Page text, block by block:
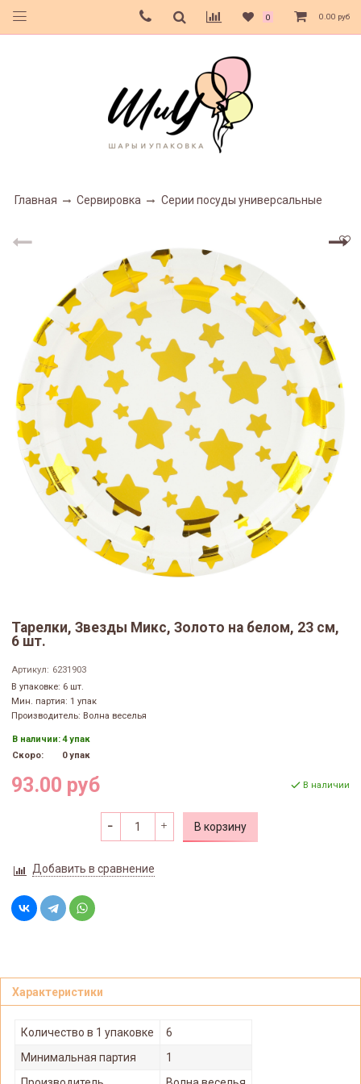
0 0.00 руб
Главная Сервировка Серии посуды универсальные
Тарелки, Звезды Микс, Золото на белом, 23 см,
6 шт.
Артикул: 6231903
В упаковке: 6 шт.
Мин. партия: 1 упак
Производитель: Волна веселья
В наличии:4 упак
Скоро:
0 упак
93.00 руб В наличии
В корзину
Добавить в сравнение
Характеристики
Количество в 1 упаковке
6
Минимальная партия
1